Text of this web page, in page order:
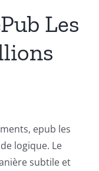
Les
epub les
logique. Le
subtile et